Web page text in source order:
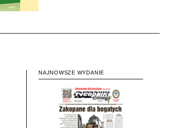
NAJNOWSZE WYDANIE